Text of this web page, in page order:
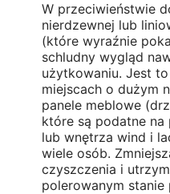
W przeciwieństwie
nierdzewnej lub
(które wyraźnie
schludny wygląd
użytkowaniu. Jest
miejscach o dużym
panele meblowe
które są podatne na
lub wnętrza wind i
wiele osób.
czyszczenia i
polerowanym stanie